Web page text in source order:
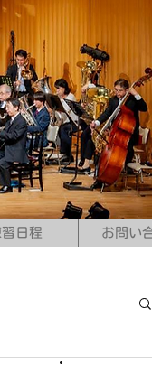
日程 お問い